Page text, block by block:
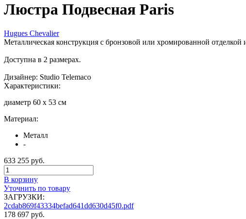
Люстра Подвесная Paris
Hugues Chevalier
Металлическая конструкция с бронзовой или хромированной
Доступна в 2 размерах.
Дизайнер: Studio Telemaco
Характеристики:
диаметр 60 x 53 см
Материал:
Металл
-
633 255 руб.
В корзину
Уточнить по товару
ЗАГРУЗКИ:
2cdab869f43334befad641dd630d45f0.pdf
178 697 руб.